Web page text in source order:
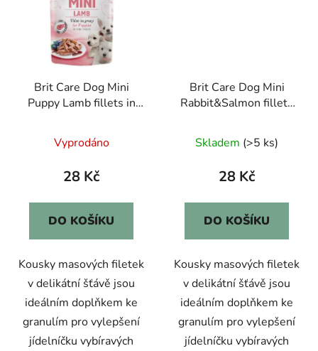
Brit Care Dog Mini
Puppy Lamb fillets in
Vyprodáno
28 Kč
DO KOŠÍKU
Kousky masových filetek
v delikátní šťávě jsou
ideálním doplňkem ke
granulím pro vylepšení
jídelníčku vybíravých
Brit Care Dog Mini
Rabbit&Salmon fillets
Skladem (>5 ks)
28 Kč
DO KOŠÍKU
Kousky masových filetek
v delikátní šťávě jsou
ideálním doplňkem ke
granulím pro vylepšení
jídelníčku vybíravých